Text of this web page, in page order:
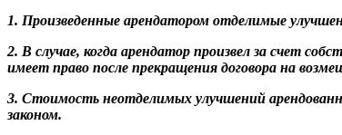
1. Произведенные арендатором отделимые
2. В случае, когда арендатор произвел за счет
имеет право после прекращения договора на
3. Стоимость неотделимых улучшений
законом.